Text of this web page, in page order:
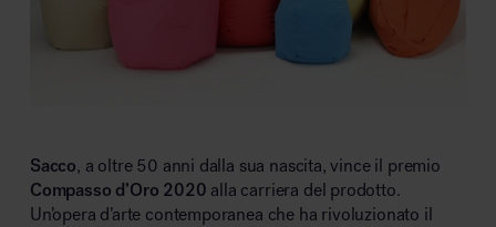
Sacco, a oltre 50 anni dalla sua nascita, vince il premio
Compasso d’Oro 2020 alla carriera del prodotto.
Un’opera d’arte contemporanea che ha rivoluzionato il